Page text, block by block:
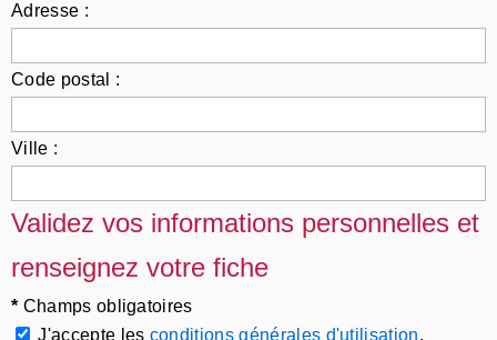
Adresse :
Code postal :
Ville :
Validez vos informations personnelles et
renseignez votre fiche
* Champs obligatoires
J'accepte les conditions générales d'utilisation.